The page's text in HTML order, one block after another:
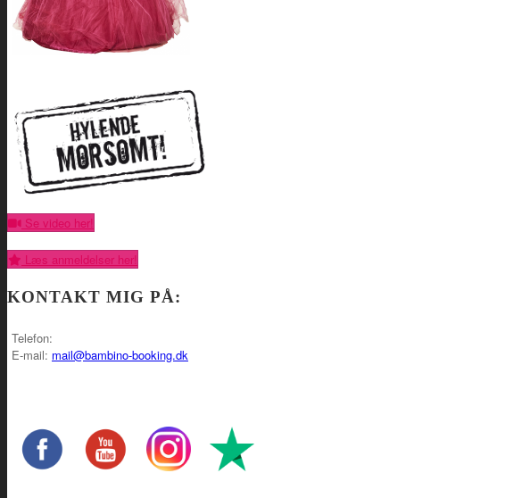
Se video her!
Læs anmeldelser her!
KONTAKT MIG PÅ:
Telefon:
E-mail: mail@bambino-booking.dk